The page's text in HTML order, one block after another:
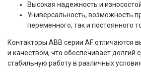
Высокая надежность и
Универсальность, возможность
переменного, так и постоянного
Контакторы ABB серии AF отличаются
и качеством, что обеспечивает долгий
стабильную работу в различных